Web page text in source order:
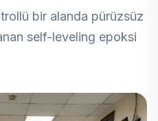
bir alanda pürüzsüz
self-leveling epoksi